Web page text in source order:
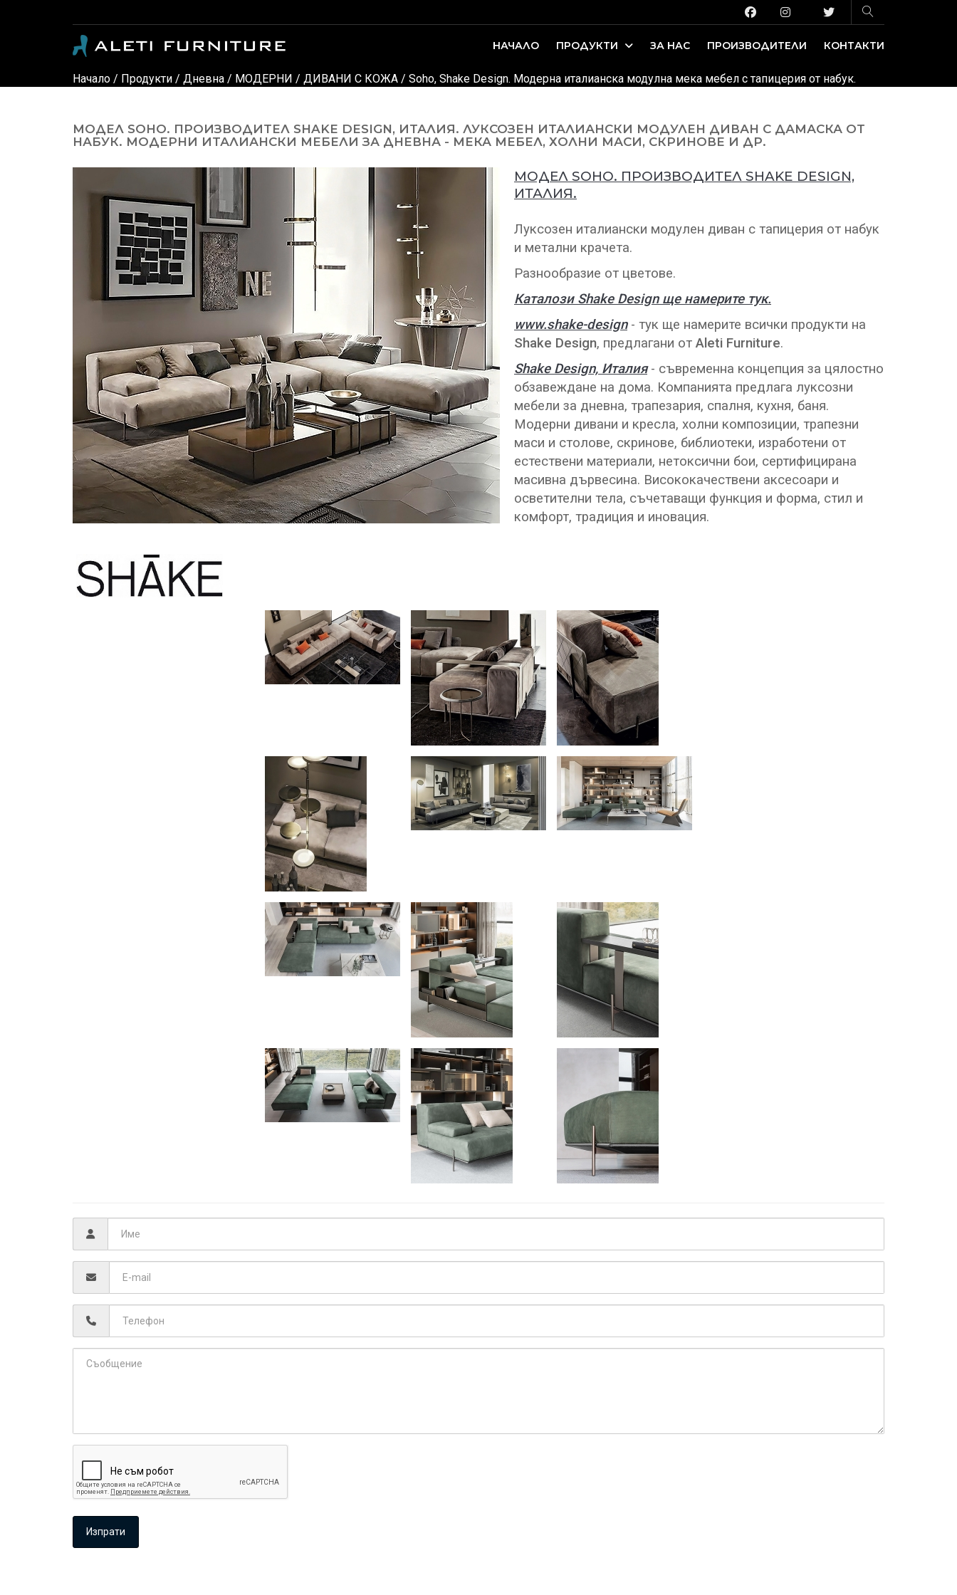
НАЧАЛО ПРОДУКТИ ЗА НАС ПРОИЗВОДИТЕЛИ КОНТАКТИ
Начало / Продукти / Дневна / МОДЕРНИ / ДИВАНИ С КОЖА / Soho, Shake Design. Модерна италианска модулна мека мебел с тапицерия от набук.
МОДЕЛ SOHO. ПРОИЗВОДИТЕЛ SHAKE DESIGN, ИТАЛИЯ. ЛУКСОЗЕН ИТАЛИАНСКИ МОДУЛЕН ДИВАН С ДАМАСКА ОТ
НАБУК. МОДЕРНИ ИТАЛИАНСКИ МЕБЕЛИ ЗА ДНЕВНА - МЕКА МЕБЕЛ, ХОЛНИ МАСИ, СКРИНОВЕ И ДР.
МОДЕЛ SOHO. ПРОИЗВОДИТЕЛ SHAKE DESIGN,
ИТАЛИЯ.
Луксозен италиански модулен диван с тапицерия от набук
и метални крачета.
Разнообразие от цветове.
Каталози Shake Design ще намерите тук.
www.shake-design- тук ще намерите всички продукти на
Shake Design, предлагани от Aleti Furniture.
Shake Design, Италия- съвременна концепция за цялостно
обзавеждане на дома. Компанията предлага луксозни
мебели за дневна, трапезария, спалня, кухня, баня.
Модерни дивани и кресла, холни композиции, трапезни
маси и столове, скринове, библиотеки, изработени от
естествени материали, нетоксични бои, сертифицирана
масивна дървесина. Висококачествени аксесоари и
осветителни тела, съчетаващи функция и форма, стил и
комфорт, традиция и иновация.